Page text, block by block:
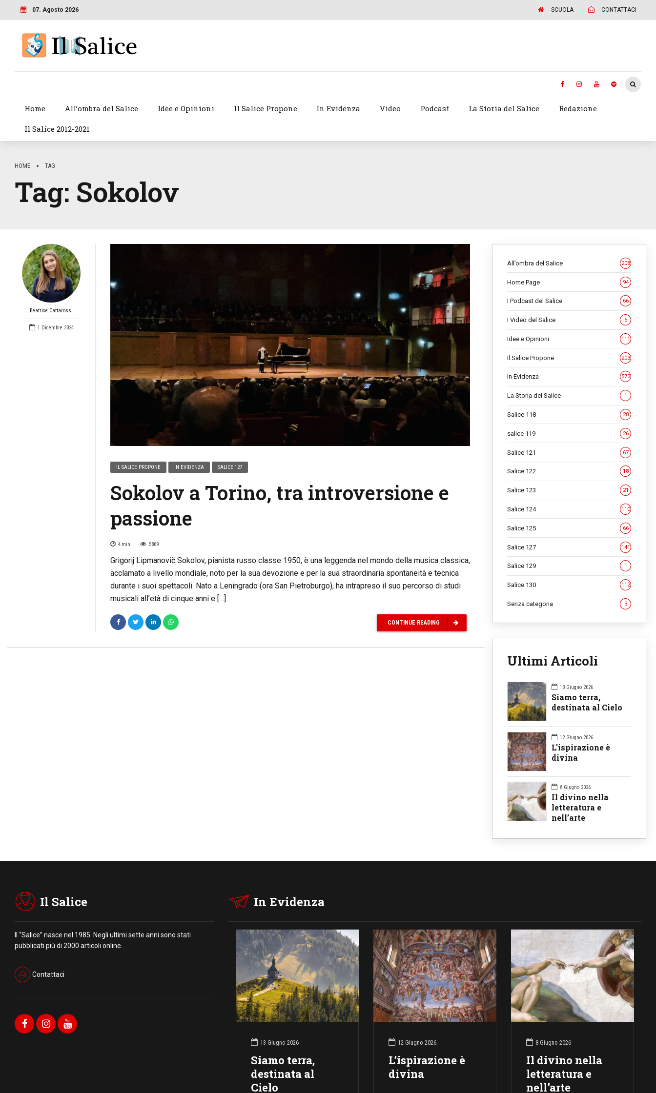
07. Agosto 2026 SCUOLA CONTATTACI
Home All’ombra del Salice Idee e Opinioni Il Salice Propone In Evidenza Video Podcast La Storia del Salice Redazione
Il Salice 2012-2021
HOME TAG
Tag: Sokolov
Beatrice Cattarossi
1 Dicembre 2024
IL SALICE PROPONE IN EVIDENZA SALICE 127
Sokolov a Torino, tra introversione e
passione
4 min 5889
Grigorij Lipmanovič Sokolov, pianista russo classe 1950, è una leggenda nel mondo della musica classica,
acclamato a livello mondiale, noto per la sua devozione e per la sua straordinaria spontaneità e tecnica
durante i suoi spettacoli. Nato a Leningrado (ora San Pietroburgo), ha intrapreso il suo percorso di studi
musicali all’età di cinque anni e […]
CONTINUE READING
All’ombra del Salice 208
Home Page 94
I Podcast del Salice 66
I Video del Salice 6
Idee e Opinioni 111
Il Salice Propone 203
In Evidenza 573
La Storia del Salice 1
Salice 118 28
salice 119 26
Salice 121 67
Salice 122 18
Salice 123 21
Salice 124 110
Salice 125 66
Salice 127 141
Salice 129 1
Salice 130 112
Senza categoria 3
Ultimi Articoli
13 Giugno 2026
Siamo terra,
destinata al Cielo
12 Giugno 2026
L'ispirazione è
divina
8 Giugno 2026
Il divino nella
letteratura e
nell’arte
Il Salice
Il “Salice” nasce nel 1985. Negli ultimi sette anni sono stati
pubblicati più di 2000 articoli online.
Contattaci
In Evidenza
13 Giugno 2026
Siamo terra,
destinata al
Cielo
12 Giugno 2026
L’ispirazione è
divina
8 Giugno 2026
Il divino nella
letteratura e
nell’arte